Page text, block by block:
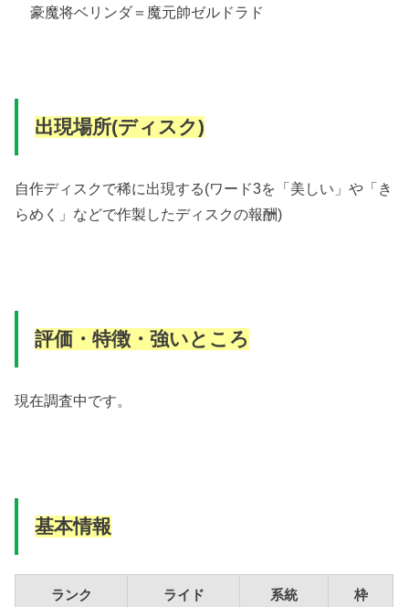
豪魔将ベリンダ＝魔元帥ゼルドラド
出現場所(ディスク)
自作ディスクで稀に出現する(ワード3を「美しい」や「き
らめく」などで作製したディスクの報酬)
評価・特徴・強いところ
現在調査中です。
基本情報
ランク ライド 系統 枠